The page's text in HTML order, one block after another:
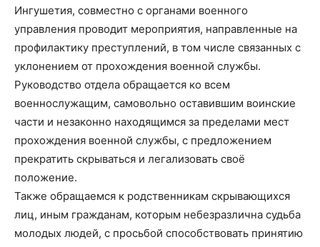
Ингушетия, совместно с органами военного
управления проводит мероприятия, направленные на
профилактику преступлений, в том числе связанных с
уклонением от прохождения военной службы.
Руководство отдела обращается ко всем
военнослужащим, самовольно оставившим воинские
части и незаконно находящимся за пределами мест
прохождения военной службы, с предложением
прекратить скрываться и легализовать своё
положение.
Также обращаемся к родственникам скрывающихся
лиц, иным гражданам, которым небезразлична судьба
молодых людей, с просьбой способствовать принятию